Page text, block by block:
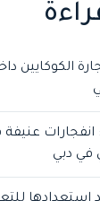
الكوكايين
: انفجارات
في دبي
استعدادها